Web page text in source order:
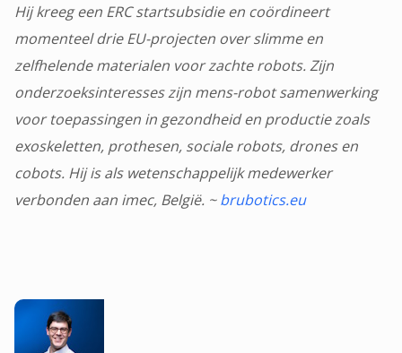
Hij kreeg een ERC startsubsidie en coördineert
momenteel drie EU-projecten over slimme en
zelfhelende materialen voor zachte robots. Zijn
onderzoeksinteresses zijn mens-robot samenwerking
voor toepassingen in gezondheid en productie zoals
exoskeletten, prothesen, sociale robots, drones en
cobots. Hij is als wetenschappelijk medewerker
verbonden aan imec, België. ~brubotics.eu